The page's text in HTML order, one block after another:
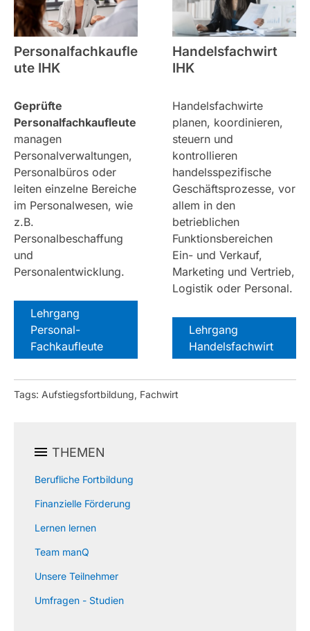
Personalfachkaufle
ute IHK
Geprüfte
Personalfachkaufleute
managen
Personalverwaltungen,
Personalbüros oder
leiten einzelne Bereiche
im Personalwesen, wie
z.B.
Personalbeschaffung
und
Personalentwicklung.
Lehrgang
Personal-
Fachkaufleute
Handelsfachwirt
IHK
Handelsfachwirte
planen, koordinieren,
steuern und
kontrollieren
handelsspezifische
Geschäftsprozesse, vor
allem in den
betrieblichen
Funktionsbereichen
Ein- und Verkauf,
Marketing und Vertrieb,
Logistik oder Personal.
Lehrgang
Handelsfachwirt
Tags: Aufstiegsfortbildung, Fachwirt
THEMEN
Berufliche Fortbildung
Finanzielle Förderung
Lernen lernen
Team manQ
Unsere Teilnehmer
Umfragen - Studien